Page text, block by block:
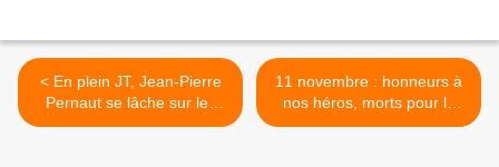
< En plein JT, Jean-Pierre
Pernaut se lâche sur les
migrants qui prennent les
11 novembre : honneurs à
nos héros, morts pour la
France >